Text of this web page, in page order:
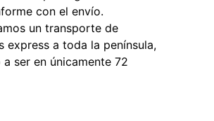
con el envío.
un transporte de
express a toda la península,
a ser en únicamente 72